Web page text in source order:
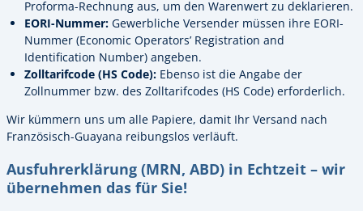
Proforma-Rechnung aus, um den Warenwert zu deklarieren.
EORI-Nummer: Gewerbliche Versender müssen ihre EORI-
Nummer (Economic Operators’ Registration and
Identification Number) angeben.
Zolltarifcode (HS Code): Ebenso ist die Angabe der
Zollnummer bzw. des Zolltarifcodes (HS Code) erforderlich.
Wir kümmern uns um alle Papiere, damit Ihr Versand nach
Französisch-Guayana reibungslos verläuft.
Ausfuhrerklärung (MRN, ABD) in Echtzeit – wir
übernehmen das für Sie!